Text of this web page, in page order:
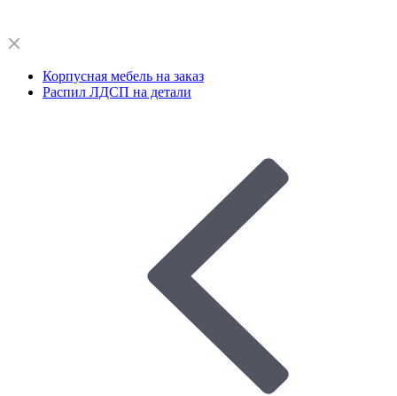
Корпусная мебель на заказ
Распил ЛДСП на детали